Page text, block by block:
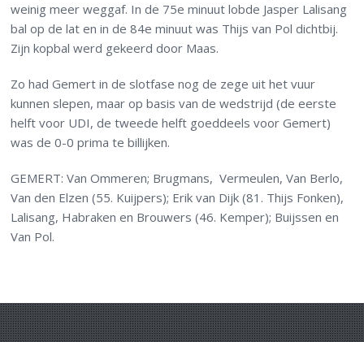
weinig meer weggaf. In de 75e minuut lobde Jasper Lalisang
bal op de lat en in de 84e minuut was Thijs van Pol dichtbij.
Zijn kopbal werd gekeerd door Maas.
Zo had Gemert in de slotfase nog de zege uit het vuur
kunnen slepen, maar op basis van de wedstrijd (de eerste
helft voor UDI, de tweede helft goeddeels voor Gemert)
was de 0-0 prima te billijken.
GEMERT: Van Ommeren; Brugmans, Vermeulen, Van Berlo,
Van den Elzen (55. Kuijpers); Erik van Dijk (81. Thijs Fonken),
Lalisang, Habraken en Brouwers (46. Kemper); Buijssen en
Van Pol.